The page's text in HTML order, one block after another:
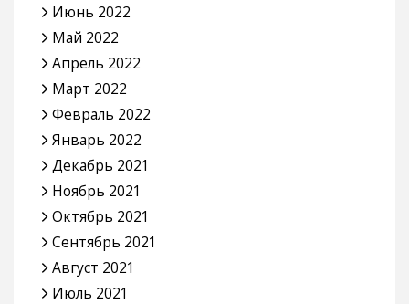
Июнь 2022
Май 2022
Апрель 2022
Март 2022
Февраль 2022
Январь 2022
Декабрь 2021
Ноябрь 2021
Октябрь 2021
Сентябрь 2021
Август 2021
Июль 2021